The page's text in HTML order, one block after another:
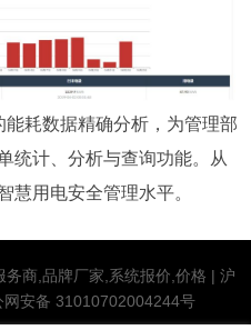
耗数据精确分析，为管理部
统计、分析与查询功能。从
慧用电安全管理水平。
商,品牌厂家,系统报价,价格 | 沪
网安备 31010702004244号